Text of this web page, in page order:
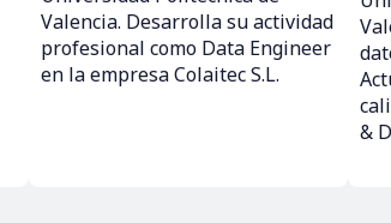
Valencia. Desarrolla su actividad
profesional como Data Engineer
en la empresa Colaitec S.L.
&